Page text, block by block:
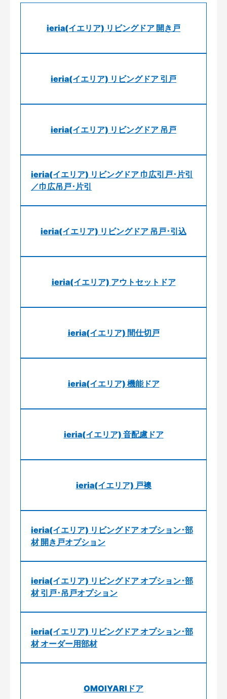
ieria(イエリア) リビングドア 開き戸
ieria(イエリア) リビングドア 引戸
ieria(イエリア) リビングドア 吊戸
ieria(イエリア) リビングドア 巾広引戸･片引
／巾広吊戸･片引
ieria(イエリア) リビングドア 吊戸･引込
ieria(イエリア) アウトセットドア
ieria(イエリア) 間仕切戸
ieria(イエリア) 機能ドア
ieria(イエリア) 音配慮ドア
ieria(イエリア) 戸襖
ieria(イエリア) リビングドア オプション･部
材 開き戸オプション
ieria(イエリア) リビングドア オプション･部
材 引戸･吊戸オプション
ieria(イエリア) リビングドア オプション･部
材 オーダー用部材
OMOIYARIドア